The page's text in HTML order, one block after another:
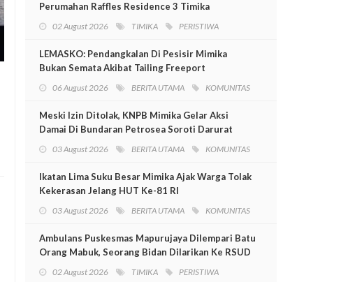
Perumahan Raffles Residence 3 Timika
02 August 2026 TIMIKA PERISTIWA
LEMASKO: Pendangkalan Di Pesisir Mimika
Bukan Semata Akibat Tailing Freeport
06 August 2026 BERITA UTAMA KOMUNITAS
Meski Izin Ditolak, KNPB Mimika Gelar Aksi
Damai Di Bundaran Petrosea Soroti Darurat
03 August 2026 BERITA UTAMA KOMUNITAS
Ikatan Lima Suku Besar Mimika Ajak Warga Tolak
Kekerasan Jelang HUT Ke-81 RI
03 August 2026 BERITA UTAMA KOMUNITAS
Ambulans Puskesmas Mapurujaya Dilempari Batu
Orang Mabuk, Seorang Bidan Dilarikan Ke RSUD
02 August 2026 TIMIKA PERISTIWA